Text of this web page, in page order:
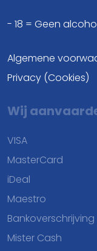
- 18 = Geen
Algemene
Privacy (Cookies)
Wij
VISA
MasterCard
iDeal
Maestro
Bankoverschrijving
Mister Cash